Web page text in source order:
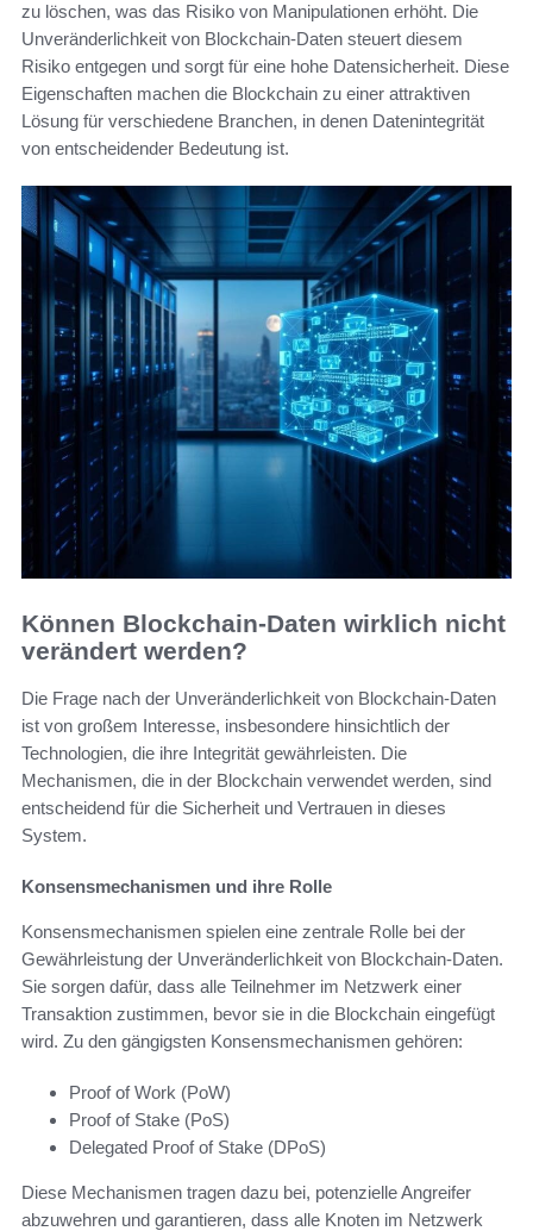
zu löschen, was das Risiko von Manipulationen erhöht. Die
Unveränderlichkeit von Blockchain-Daten steuert diesem
Risiko entgegen und sorgt für eine hohe Datensicherheit. Diese
Eigenschaften machen die Blockchain zu einer attraktiven
Lösung für verschiedene Branchen, in denen Datenintegrität
von entscheidender Bedeutung ist.
Können Blockchain-Daten wirklich nicht
verändert werden?
Die Frage nach der Unveränderlichkeit von Blockchain-Daten
ist von großem Interesse, insbesondere hinsichtlich der
Technologien, die ihre Integrität gewährleisten. Die
Mechanismen, die in der Blockchain verwendet werden, sind
entscheidend für die Sicherheit und Vertrauen in dieses
System.
Konsensmechanismen und ihre Rolle
Konsensmechanismen spielen eine zentrale Rolle bei der
Gewährleistung der Unveränderlichkeit von Blockchain-Daten.
Sie sorgen dafür, dass alle Teilnehmer im Netzwerk einer
Transaktion zustimmen, bevor sie in die Blockchain eingefügt
wird. Zu den gängigsten Konsensmechanismen gehören:
Proof of Work (PoW)
Proof of Stake (PoS)
Delegated Proof of Stake (DPoS)
Diese Mechanismen tragen dazu bei, potenzielle Angreifer
abzuwehren und garantieren, dass alle Knoten im Netzwerk